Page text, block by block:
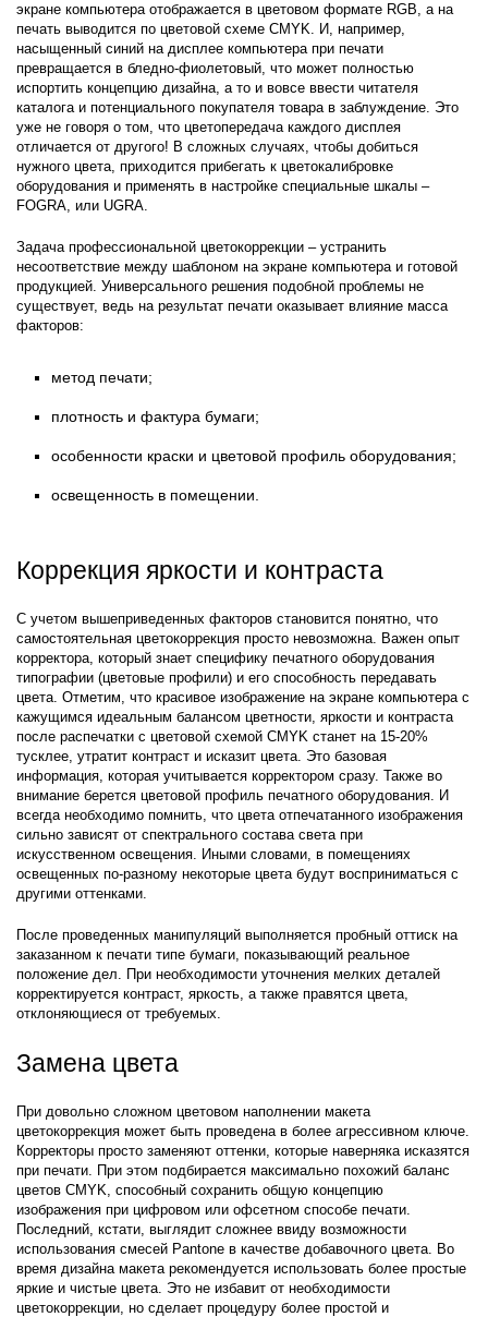
экране компьютера отображается в цветовом формате RGB, а на
печать выводится по цветовой схеме CMYK. И, например,
насыщенный синий на дисплее компьютера при печати
превращается в бледно-фиолетовый, что может полностью
испортить концепцию дизайна, а то и вовсе ввести читателя
каталога и потенциального покупателя товара в заблуждение. Это
уже не говоря о том, что цветопередача каждого дисплея
отличается от другого! В сложных случаях, чтобы добиться
нужного цвета, приходится прибегать к цветокалибровке
оборудования и применять в настройке специальные шкалы –
FOGRA, или UGRA.
Задача профессиональной цветокоррекции – устранить
несоответствие между шаблоном на экране компьютера и готовой
продукцией. Универсального решения подобной проблемы не
существует, ведь на результат печати оказывает влияние масса
факторов:
метод печати;
плотность и фактура бумаги;
особенности краски и цветовой профиль оборудования;
освещенность в помещении.
Коррекция яркости и контраста
С учетом вышеприведенных факторов становится понятно, что
самостоятельная цветокоррекция просто невозможна. Важен опыт
корректора, который знает специфику печатного оборудования
типографии (цветовые профили) и его способность передавать
цвета. Отметим, что красивое изображение на экране компьютера с
кажущимся идеальным балансом цветности, яркости и контраста
после распечатки с цветовой схемой CMYK станет на 15-20%
тусклее, утратит контраст и исказит цвета. Это базовая
информация, которая учитывается корректором сразу. Также во
внимание берется цветовой профиль печатного оборудования. И
всегда необходимо помнить, что цвета отпечатанного изображения
сильно зависят от спектрального состава света при
искусственном освещения. Иными словами, в помещениях
освещенных по-разному некоторые цвета будут восприниматься с
другими оттенками.
После проведенных манипуляций выполняется пробный оттиск на
заказанном к печати типе бумаги, показывающий реальное
положение дел. При необходимости уточнения мелких деталей
корректируется контраст, яркость, а также правятся цвета,
отклоняющиеся от требуемых.
Замена цвета
При довольно сложном цветовом наполнении макета
цветокоррекция может быть проведена в более агрессивном ключе.
Корректоры просто заменяют оттенки, которые наверняка исказятся
при печати. При этом подбирается максимально похожий баланс
цветов CMYK, способный сохранить общую концепцию
изображения при цифровом или офсетном способе печати.
Последний, кстати, выглядит сложнее ввиду возможности
использования смесей Pantone в качестве добавочного цвета. Во
время дизайна макета рекомендуется использовать более простые
яркие и чистые цвета. Это не избавит от необходимости
цветокоррекции, но сделает процедуру более простой и